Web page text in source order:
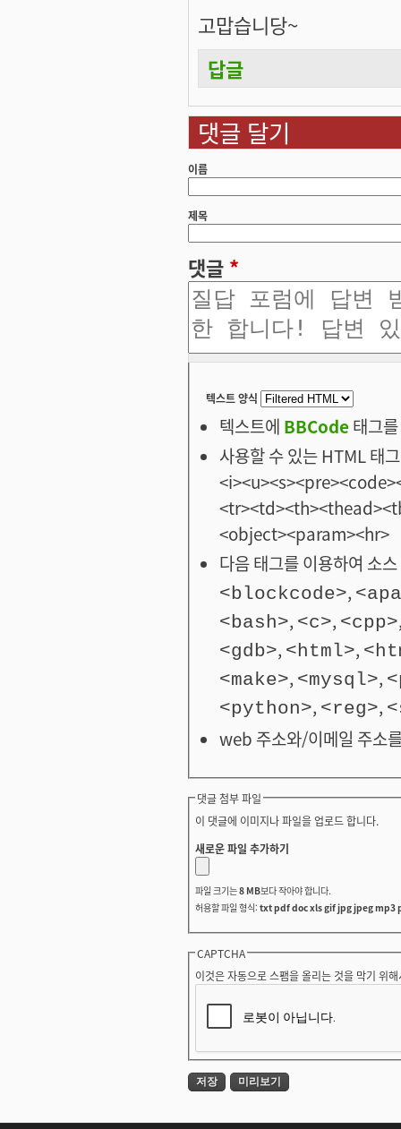
고맙습니당~
답글
댓글 달기
이름
제목
댓글 *
텍스트 양식
텍스트에 BBCode태그
사용할 수 있는 HTML
<object><param><hr>
다음 태그를 이용하여 소
<blockcode>,
<bash>, <c>, <cpp>
<gdb>, <html>,
<make>, <mysql>,
<python>, <reg>,
web 주소와/이메일 주소
댓글 첨부 파일
이 댓글에 이미지나 파일을 업로드 합니다.
새로운 파일 추가하기
파일 크기는8 MB보다 작아야 합니다.
허용할 파일 형식: txt pdf doc xls gif jpg jpeg mp3
CAPTCHA
이것은 자동으로 스팸을 올리는 것을 막기 위